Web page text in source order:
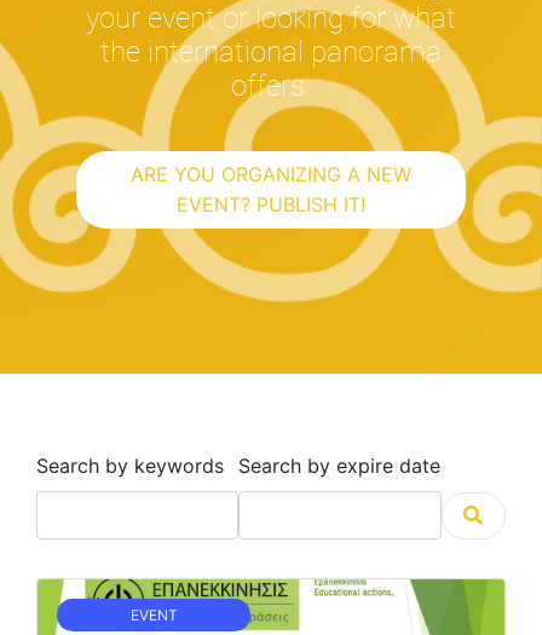
your event or looking for what
the international panorama
offers.
ARE YOU ORGANIZING A NEW
EVENT? PUBLISH IT!
Search by keywords Search by expire date
EVENT